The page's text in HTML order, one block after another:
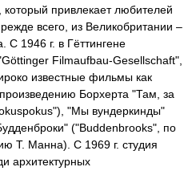
привлекает любителей
всего, из Великобритании –
С 1946 г. в Гёттингене
Filmaufbau-Gesellschaft",
известные фильмы как
Борхерта "Там, за
"Мы вундеркинды"
("Buddenbrooks", по
Т. Манна). С 1969 г. студия
архитектурных